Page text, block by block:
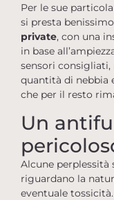
Per le sue
si presta
private, con una
in base
sensori
quantità di nebbia
che per il resto
Un
Alcune perplessità
riguardano la
eventuale